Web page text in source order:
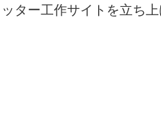
ター工作サイトを立ち上